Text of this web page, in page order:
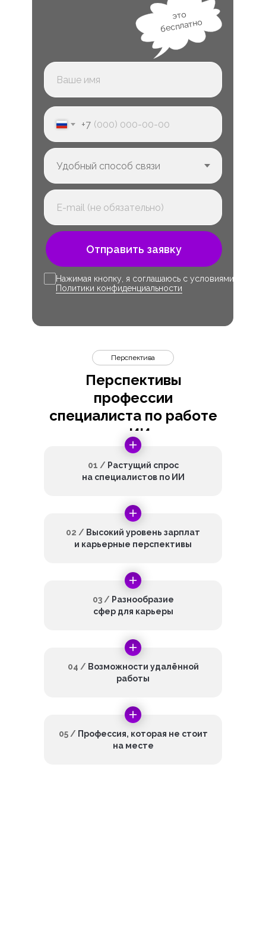
+7
Отправить заявку
это
бесплатно
Нажимая кнопку, я соглашаюсь с условиями
Политики конфиденциальности
Перспективы
профессии
специалиста по работе
с ИИ
Перспектива
05 / Профессия, которая не стоит
на месте
04 / Возможности удалённой
работы
03 / Разнообразие
сфер для карьеры
02 / Высокий уровень зарплат
и карьерные перспективы
01 / Растущий спрос
на специалистов по ИИ